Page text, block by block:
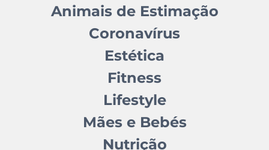
Animais de Estimação
Coronavírus
Estética
Fitness
Lifestyle
Mães e Bebés
Nutrição